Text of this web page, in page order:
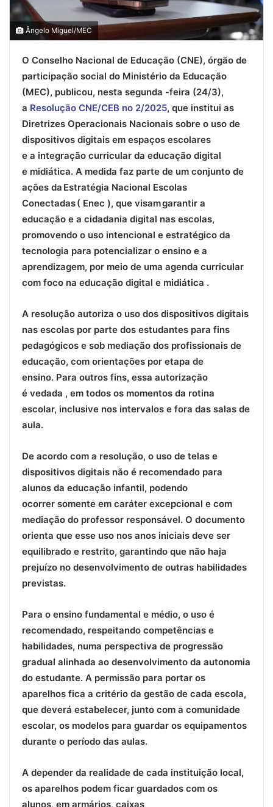
Ângelo Miguel/MEC
O Conselho Nacional de Educação (CNE), órgão de
participação social do Ministério da Educação
(MEC), publicou, nesta segunda -feira (24/3),
a Resolução CNE/CEB no 2/2025, que institui as
Diretrizes Operacionais Nacionais sobre o uso de
dispositivos digitais em espaços escolares
e a integração curricular da educação digital
e midiática. A medida faz parte de um conjunto de
ações da Estratégia Nacional Escolas
Conectadas ( Enec ), que visam garantir a
educação e a cidadania digital nas escolas,
promovendo o uso intencional e estratégico da
tecnologia para potencializar o ensino e a
aprendizagem, por meio de uma agenda curricular
com foco na educação digital e midiática .
A resolução autoriza o uso dos dispositivos digitais
nas escolas por parte dos estudantes para fins
pedagógicos e sob mediação dos profissionais de
educação, com orientações por etapa de
ensino. Para outros fins, essa autorização
é vedada , em todos os momentos da rotina
escolar, inclusive nos intervalos e fora das salas de
aula.
De acordo com a resolução, o uso de telas e
dispositivos digitais não é recomendado para
alunos da educação infantil, podendo
ocorrer somente em caráter excepcional e com
mediação do professor responsável. O documento
orienta que esse uso nos anos iniciais deve ser
equilibrado e restrito, garantindo que não haja
prejuízo no desenvolvimento de outras habilidades
previstas.
Para o ensino fundamental e médio, o uso é
recomendado, respeitando competências e
habilidades, numa perspectiva de progressão
gradual alinhada ao desenvolvimento da autonomia
do estudante. A permissão para portar os
aparelhos fica a critério da gestão de cada escola,
que deverá estabelecer, junto com a comunidade
escolar, os modelos para guardar os equipamentos
durante o período das aulas.
A depender da realidade de cada instituição local,
os aparelhos podem ficar guardados com os
alunos, em armários, caixas